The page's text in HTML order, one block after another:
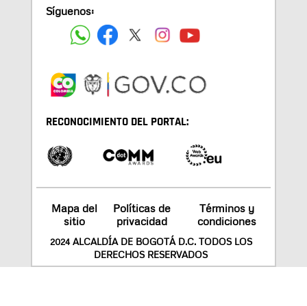
Síguenos:
RECONOCIMIENTO DEL PORTAL:
Mapa del
sitio
Políticas de
privacidad
Términos y
condiciones
2024 ALCALDÍA DE BOGOTÁ D.C. TODOS LOS
DERECHOS RESERVADOS